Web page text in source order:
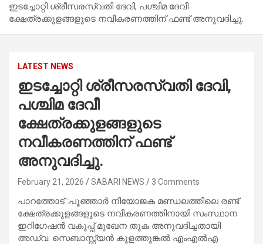
ഇടച്ചോറ്റി ശ്രീസരസ്വതി ദേവി, പശ്ചിമ ദേവീ
ക്ഷേത്രക്കുളങ്ങളുടെ നവീകരണത്തിന് ഫണ്ട് അനുവദിച്ചു.
LATEST NEWS
ഇടച്ചോറ്റി ശ്രീസരസ്വതി ദേവി,
പശ്ചിമ ദേവീ
ക്ഷേത്രക്കുളങ്ങളുടെ
നവീകരണത്തിന് ഫണ്ട്
അനുവദിച്ചു.
February 21, 2026 SABARI NEWS 3 Comments
പാറത്തോട് :പൂഞ്ഞാർ നിയോജക മണ്ഡലത്തിലെ രണ്ട്
ക്ഷേത്രക്കുളങ്ങളുടെ നവീകരണത്തിനായി സംസ്ഥാന
ഇറിഗേഷൻ വകുപ്പ് മുഖേന തുക അനുവദിച്ചതായി
അഡ്വ. സെബാസ്റ്റ്യൻ കുളത്തുങ്കൽ എംഎൽഎ